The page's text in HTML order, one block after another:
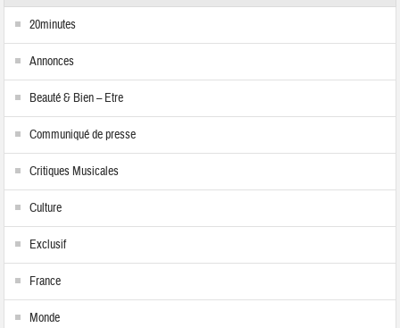
20minutes
Annonces
Beauté & Bien – Etre
Communiqué de presse
Critiques Musicales
Culture
Exclusif
France
Monde